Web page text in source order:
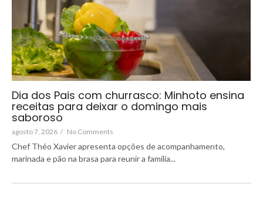
Dia dos Pais com churrasco: Minhoto ensina
receitas para deixar o domingo mais
saboroso
agosto 7, 2026 / No Comments
Chef Théo Xavier apresenta opções de acompanhamento,
marinada e pão na brasa para reunir a família...